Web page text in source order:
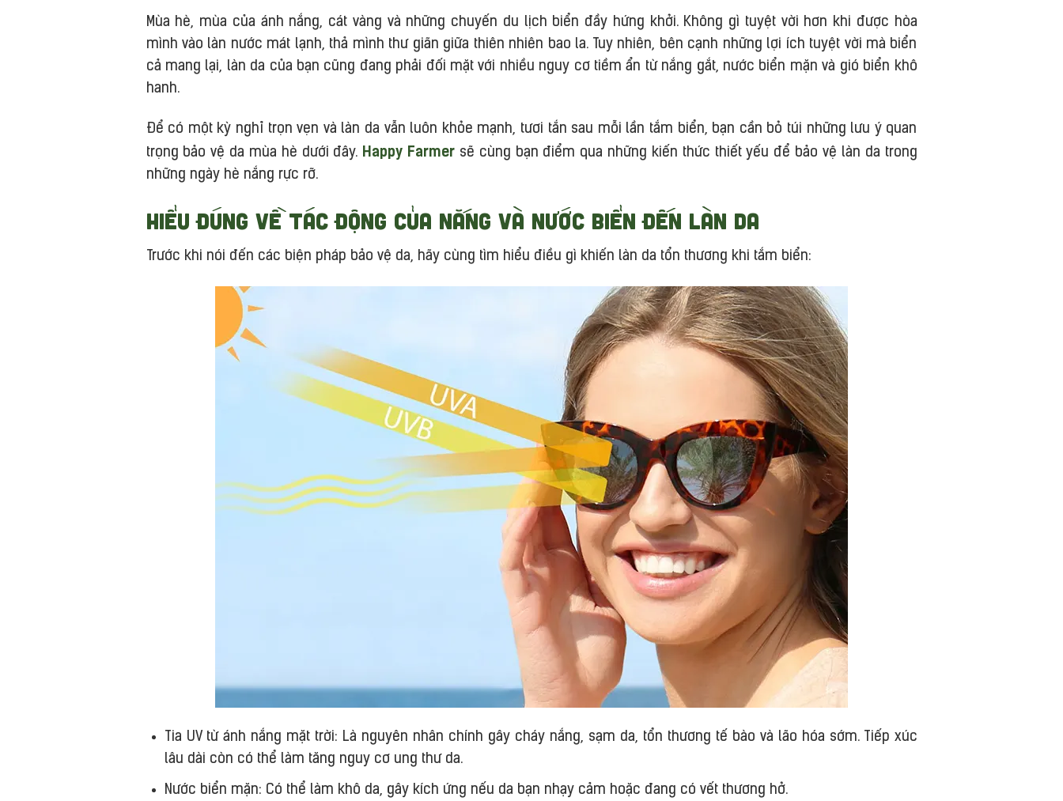
Mùa hè, mùa của ánh nắng, cát vàng và những chuyến du lịch biển đầy hứng khởi. Không gì tuyệt vời hơn khi được hòa
mình vào làn nước mát lạnh, thả mình thư giãn giữa thiên nhiên bao la. Tuy nhiên, bên cạnh những lợi ích tuyệt vời mà biển
cả mang lại, làn da của bạn cũng đang phải đối mặt với nhiều nguy cơ tiềm ẩn từ nắng gắt, nước biển mặn và gió biển khô
hanh.
Để có một kỳ nghỉ trọn vẹn và làn da vẫn luôn khỏe mạnh, tươi tắn sau mỗi lần tắm biển, bạn cần bỏ túi những lưu ý quan
trọng bảo vệ da mùa hè dưới đây. Happy Farmer sẽ cùng bạn điểm qua những kiến thức thiết yếu để bảo vệ làn da trong
những ngày hè nắng rực rỡ.
Hiểu đúng về tác động của nắng và nước biển đến làn da
Trước khi nói đến các biện pháp bảo vệ da, hãy cùng tìm hiểu điều gì khiến làn da tổn thương khi tắm biển:
Tia UV từ ánh nắng mặt trời: Là nguyên nhân chính gây cháy nắng, sạm da, tổn thương tế bào và lão hóa sớm. Tiếp xúc
lâu dài còn có thể làm tăng nguy cơ ung thư da.
Nước biển mặn: Có thể làm khô da, gây kích ứng nếu da bạn nhạy cảm hoặc đang có vết thương hở.